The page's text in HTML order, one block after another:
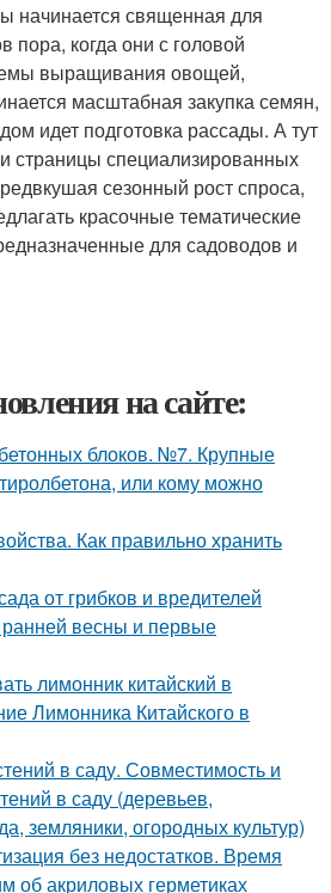
начинается священная для
пора, когда они с головой
выращивания овощей,
масштабная закупка семян,
идет подготовка рассады. А тут
страницы специализированных
сезонный рост спроса,
красочные тематические
для садоводов и
на сайте:
блоков. №7. Крупные
или кому можно
Как правильно хранить
от грибков и вредителей
весны и первые
лимонник китайский в
Лимонника Китайского в
в саду. Совместимость и
в саду (деревьев,
земляники, огородных культур)
без недостатков. Время
об акриловых герметиках